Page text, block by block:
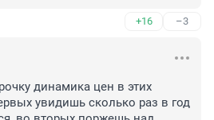
+16 –3
динамика цен в этих
увидишь сколько раз в год